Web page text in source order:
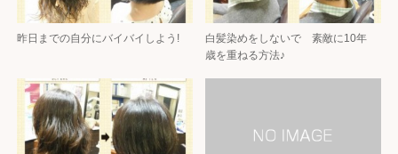
昨日までの自分にバイバイしよう!
白髪染めをしないで 素敵に10年
歳を重ねる方法♪